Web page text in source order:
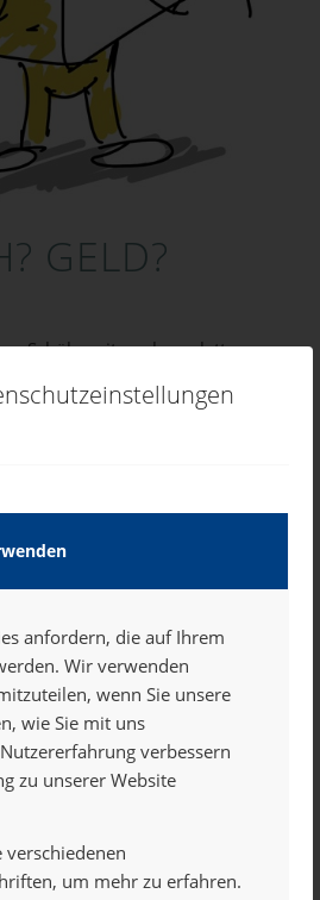
anfordern, die auf Ihrem
Wir verwenden
wenn Sie unsere
wie Sie mit uns
verbessern
zu unserer Website
verschiedenen
um mehr zu erfahren.
GELD?
Schülerzeitung komplett
Druckmöglichkeiten hat. Will
So könnt ihr festlegen,
Puffer, damit es nach
gibt.
wir wirklich genug Geld?
müssen irgendwann die
ihrer Schülerzeitung
habt ihr mehrere Optionen:
Euch. Toll ist das – und leider